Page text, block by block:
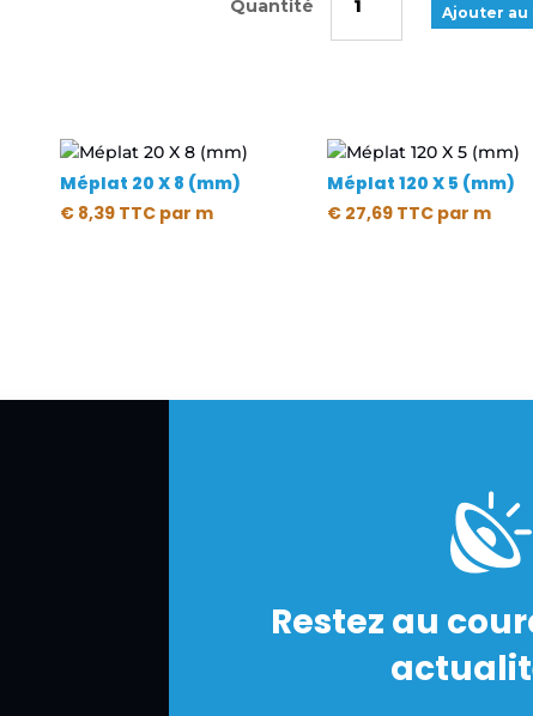
Méplat
Ajouter au
Méplat 20 X 8 (mm)
€8,39 TTCpar m
Méplat 120 X 5 (mm)
€27,69 TTCpar m
Restez au